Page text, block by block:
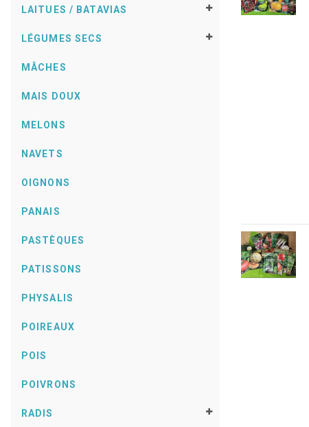
LAITUES / BATAVIAS
LÉGUMES SECS
MÂCHES
MAIS DOUX
MELONS
NAVETS
OIGNONS
PANAIS
PASTÈQUES
PATISSONS
PHYSALIS
POIREAUX
POIS
POIVRONS
RADIS